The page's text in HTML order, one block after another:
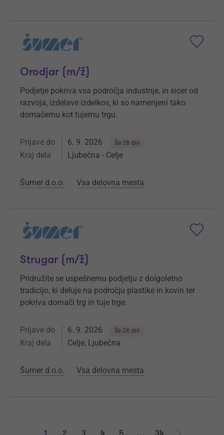
Orodjar (m/ž)
Podjetje pokriva vsa področja industrije, in sicer od
razvoja, izdelave izdelkov, ki so namenjeni tako
domačemu kot tujemu trgu.
Prijave do 6. 9. 2026 Še 28 dni
Kraj dela Ljubečna - Celje
Šumer d.o.o. Vsa delovna mesta
Strugar (m/ž)
Pridružite se uspešnemu podjetju z dolgoletno
tradicijo, ki deluje na področju plastike in kovin ter
pokriva domači trg in tuje trge.
Prijave do 6. 9. 2026 Še 28 dni
Kraj dela Celje, Ljubečna
Šumer d.o.o. Vsa delovna mesta